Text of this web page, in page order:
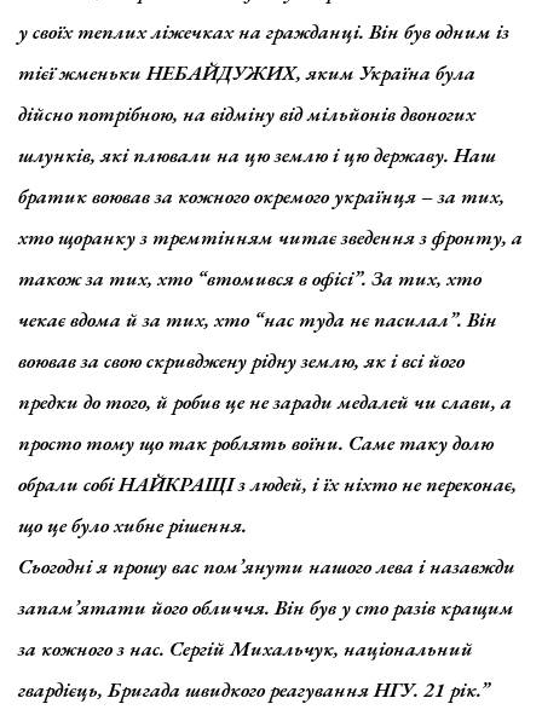
у своїх теплих ліжечках на гражданці. Він був одним із
тієї жменьки НЕБАЙДУЖИХ, яким Україна була
дійсно потрібною, на відміну від мільйонів двоногих
шлунків, які плювали на цю землю і цю державу. Наш
братик воював за кожного окремого українця – за тих,
хто щоранку з тремтінням читає зведення з фронту, а
також за тих, хто “втомився в офісі”. За тих, хто
чекає вдома й за тих, хто “нас туда нє пасилал”. Він
воював за свою скривджену рідну землю, як і всі його
предки до того, й робив це не заради медалей чи слави, а
просто тому що так роблять воїни. Саме таку долю
обрали собі НАЙКРАЩІ з людей, і їх ніхто не переконає,
що це було хибне рішення.
Сьогодні я прошу вас пом’янути нашого лева і назавжди
запам’ятати його обличчя. Він був у сто разів кращим
за кожного з нас. Сергій Михальчук, національний
гвардієць, Бригада швидкого реагування НГУ. 21 рік.”